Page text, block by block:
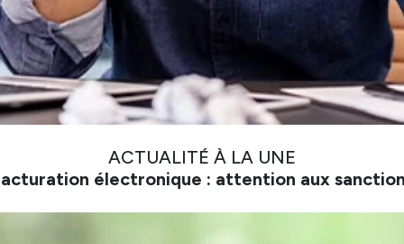
ACTUALITÉ À LA UNE
électronique : attention aux